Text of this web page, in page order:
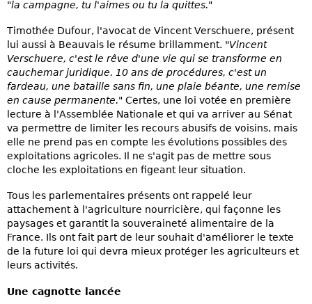
"la campagne, tu l'aimes ou tu la quittes."
Timothée Dufour, l'avocat de Vincent Verschuere, présent
lui aussi à Beauvais le résume brillamment. "Vincent
Verschuere, c'est le rêve d'une vie qui se transforme en
cauchemar juridique. 10 ans de procédures, c'est un
fardeau, une bataille sans fin, une plaie béante, une remise
en cause permanente." Certes, une loi votée en première
lecture à l'Assemblée Nationale et qui va arriver au Sénat
va permettre de limiter les recours abusifs de voisins, mais
elle ne prend pas en compte les évolutions possibles des
exploitations agricoles. Il ne s'agit pas de mettre sous
cloche les exploitations en figeant leur situation.
Tous les parlementaires présents ont rappelé leur
attachement à l'agriculture nourricière, qui façonne les
paysages et garantit la souveraineté alimentaire de la
France. Ils ont fait part de leur souhait d'améliorer le texte
de la future loi qui devra mieux protéger les agriculteurs et
leurs activités.
Une cagnotte lancée